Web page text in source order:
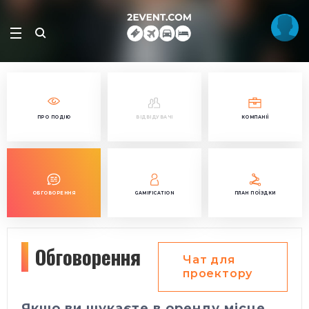
ПРО ПОДІЮ ВІДВІДУВАЧІ КОМПАНІЇ
ОБГОВОРЕННЯ GAMIFICATION ПЛАН ПОЇЗДКИ
Обговорення
Чат для
проектору